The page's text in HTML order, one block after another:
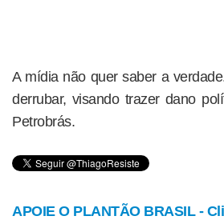
A mídia não quer saber a
derrubar, visando trazer dano
Petrobrás.
APOIE O PLANTÃO BRASIL -